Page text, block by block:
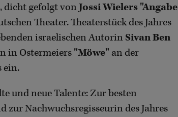
dicht gefolgt vonJossi Wielers "Angabe
Theater. Theaterstück des Jahres
israelischen Autorin Sivan Ben
in Ostermeiers"Möwe" an der
ein.
und neue Talente: Zur besten
zur Nachwuchsregisseurin des Jahres